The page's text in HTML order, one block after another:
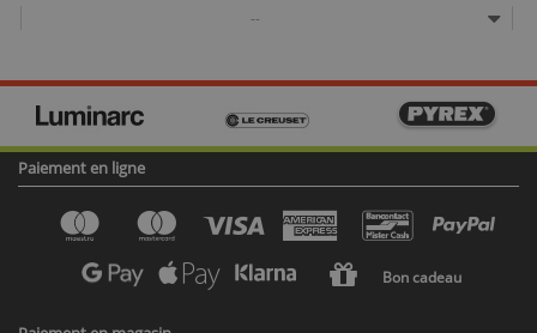
--
Paiement en ligne
Bon cadeau